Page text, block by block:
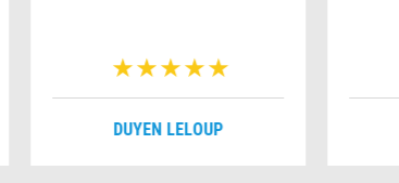
DUYEN LELOUP